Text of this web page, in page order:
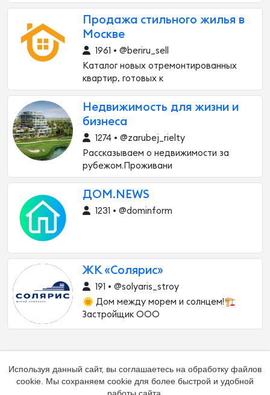
Продажа стильного жилья в
Москве
1961 • @beriru_sell
Каталог новых отремонтированных
квартир, готовых к
Недвижимость для жизни и
бизнеса
1274 • @zarubej_rielty
Рассказываем о недвижимости за
рубежом.Проживани
ДОМ.NEWS
1231 • @dominform
ЖК «Солярис»
191 • @solyaris_stroy
🌞 Дом между морем и солнцем!🏗
Застройщик ООО
Используя данный сайт, вы соглашаетесь на обработку файлов
cookie. Мы сохраняем cookie для более быстрой и удобной